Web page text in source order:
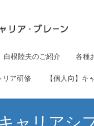
根陸夫のご紹介 各種
リア研修 【個人向】キ